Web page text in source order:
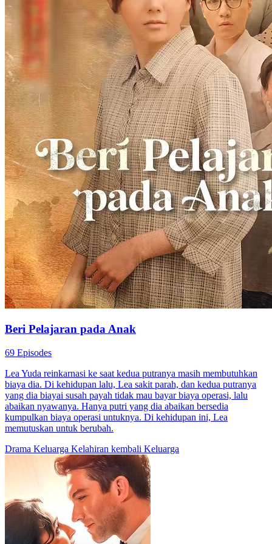
Beri Pelajaran pada Anak
69 Episodes
Lea Yuda reinkarnasi ke saat kedua putranya masih membutuhkan
biaya dia. Di kehidupan lalu, Lea sakit parah, dan kedua putranya
yang dia biayai susah payah tidak mau bayar biaya operasi, lalu
abaikan nyawanya. Hanya putri yang dia abaikan bersedia
kumpulkan biaya operasi untuknya. Di kehidupan ini, Lea
memutuskan untuk berubah.
Drama Keluarga Kelahiran kembali Keluarga